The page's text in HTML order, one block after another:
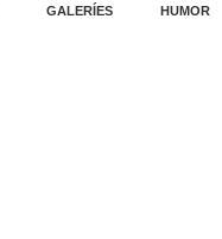
GALERÍES HUMOR